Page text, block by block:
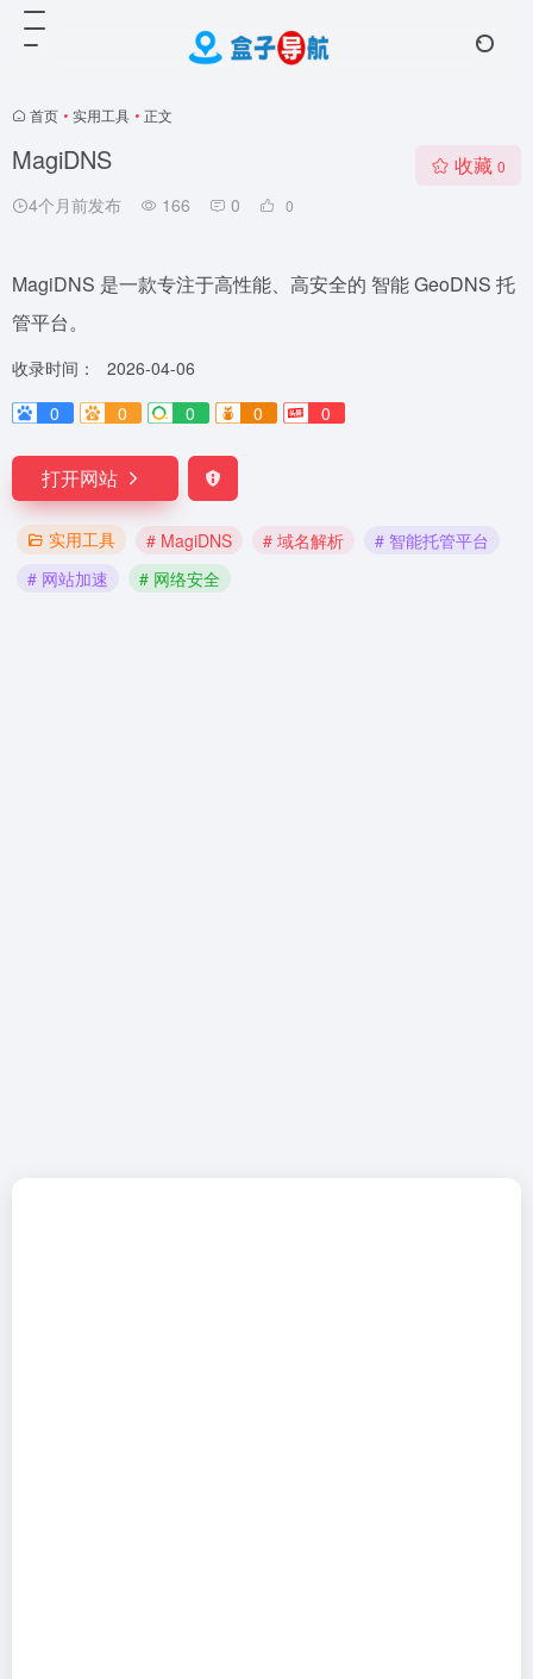
首页 • 实用工具 • 正文
MagiDNS
4个月前发布 166 0 0
收藏 0
MagiDNS 是一款专注于高性能、高安全的 智能 GeoDNS 托
管平台。
收录时间：
2026-04-06
0
0 0 0 0
打开网站
实用工具 # MagiDNS # 域名解析
# 智能托管平台
# 网站加速
# 网络安全